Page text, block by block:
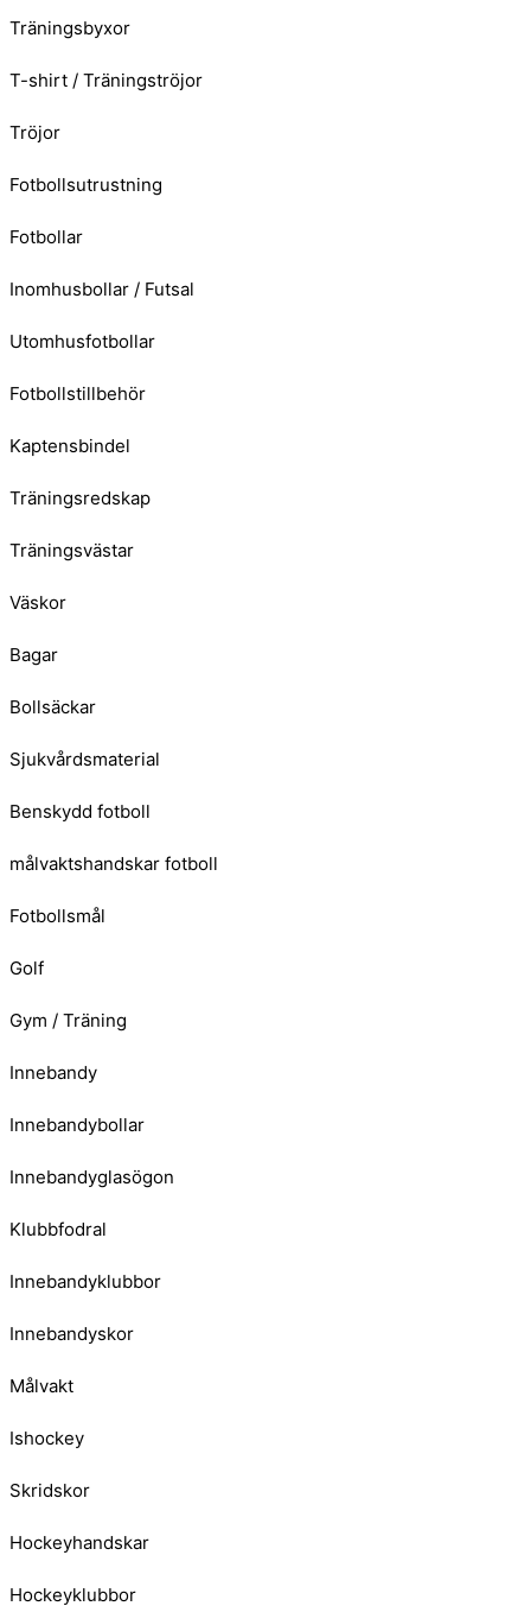
Träningsbyxor
T-shirt / Träningströjor
Tröjor
Fotbollsutrustning
Fotbollar
Inomhusbollar / Futsal
Utomhusfotbollar
Fotbollstillbehör
Kaptensbindel
Träningsredskap
Träningsvästar
Väskor
Bagar
Bollsäckar
Sjukvårdsmaterial
Benskydd fotboll
målvaktshandskar fotboll
Fotbollsmål
Golf
Gym / Träning
Innebandy
Innebandybollar
Innebandyglasögon
Klubbfodral
Innebandyklubbor
Innebandyskor
Målvakt
Ishockey
Skridskor
Hockeyhandskar
Hockeyklubbor